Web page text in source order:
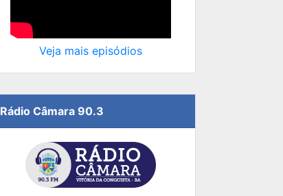
Veja mais episódios
Rádio Câmara 90.3